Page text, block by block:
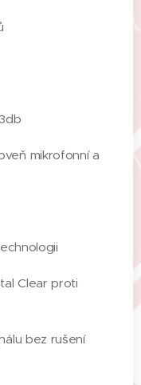
mikrofonní a
Clear proti
bez rušení